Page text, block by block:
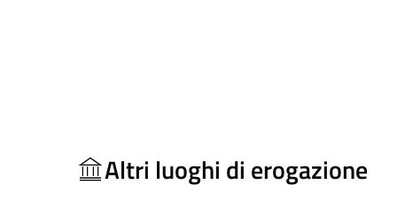
Altri luoghi di erogazione